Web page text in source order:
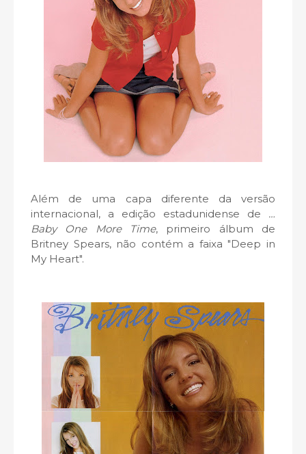
Além de uma capa diferente da versão
internacional, a edição estadunidense de …
Baby One More Time, primeiro álbum de
Britney Spears, não contém a faixa "Deep in
My Heart".